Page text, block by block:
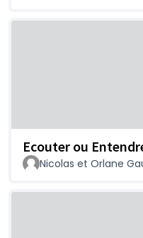
Ecouter ou
Nicolas et Orlane